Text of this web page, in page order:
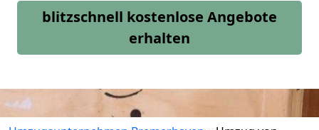
blitzschnell kostenlose Angebote
erhalten